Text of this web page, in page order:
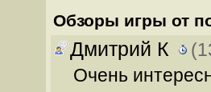
Обзоры игры от
Дмитрий К
Очень